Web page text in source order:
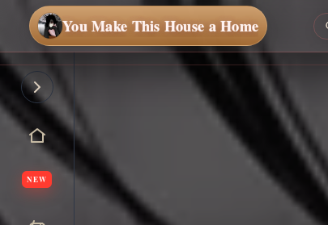
You Make This House a Home
NEW